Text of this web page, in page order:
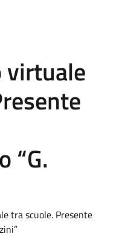
virtuale
“G.
tra scuole. Presente